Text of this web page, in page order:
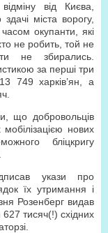
від Києва,
міста ворогу,
окупанти, які
не робить, той не
не збирались.
за перші три
749 харків’ян, а
що добровольців
нових
бліцкригу
укази про
їх утримання і
Розенберг видав
тисяч(!) східних